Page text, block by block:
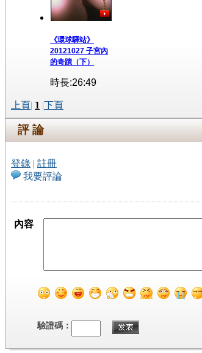
《環球驛站》
20121027 子宮內
的奇蹟（下）
時長:26:49
上頁| 1 |下頁
評 論
登錄 | 註冊
我要評論
內容
驗證碼：